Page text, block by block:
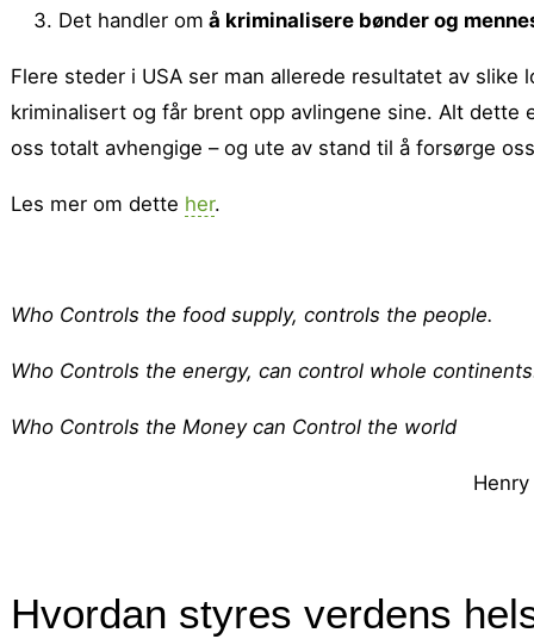
Det handler om å kriminalisere bønder og
Flere steder i USA ser man allerede resultatet av
kriminalisert og får brent opp avlingene sine. Alt
oss totalt avhengige – og ute av stand til å forsørge
Les mer om dette her.
Who Controls the food supply, controls the people.
Who Controls the energy, can control whole
Who Controls the Money can Control the world
Hvordan styres verdens